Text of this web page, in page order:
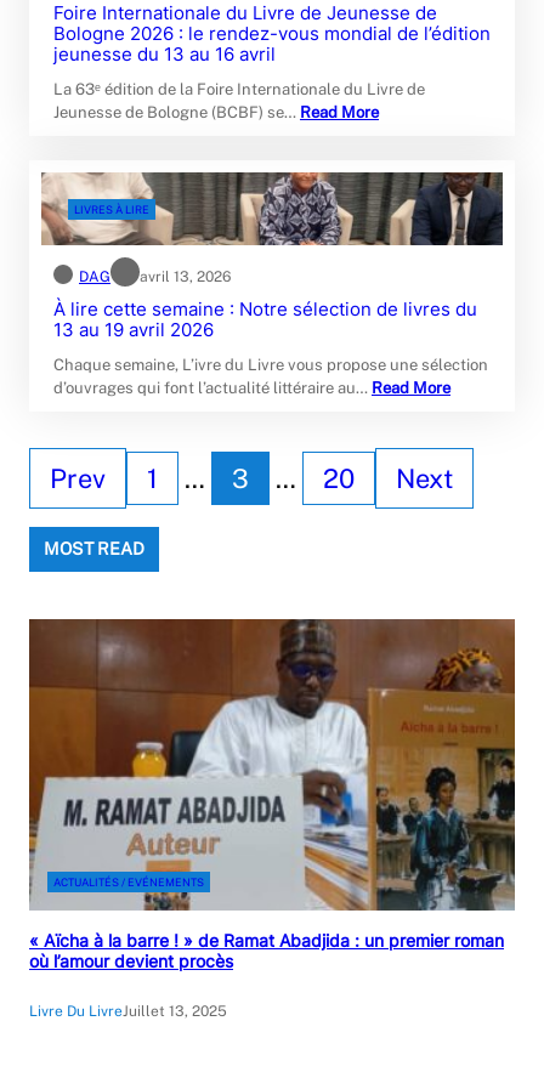
Foire Internationale du Livre de Jeunesse de
Bologne 2026 : le rendez-vous mondial de l’édition
jeunesse du 13 au 16 avril
La 63ᵉ édition de la Foire Internationale du Livre de
Jeunesse de Bologne (BCBF) se… Read More
LIVRES À LIRE
DAG avril 13, 2026
À lire cette semaine : Notre sélection de livres du
13 au 19 avril 2026
Chaque semaine, L’ivre du Livre vous propose une sélection
d’ouvrages qui font l’actualité littéraire au… Read More
Prev 1 … 3 … 20 Next
MOST READ
ACTUALITÉS / EVÉNEMENTS
« Aïcha à la barre ! » de Ramat Abadjida : un premier roman
où l’amour devient procès
Livre Du LivreJuillet 13, 2025